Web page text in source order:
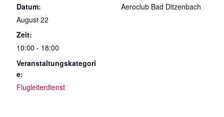
Datum:
August 22
Zeit:
10:00 - 18:00
Veranstaltungskategori
e:
Flugleiterdienst
Aeroclub Bad Ditzenbach